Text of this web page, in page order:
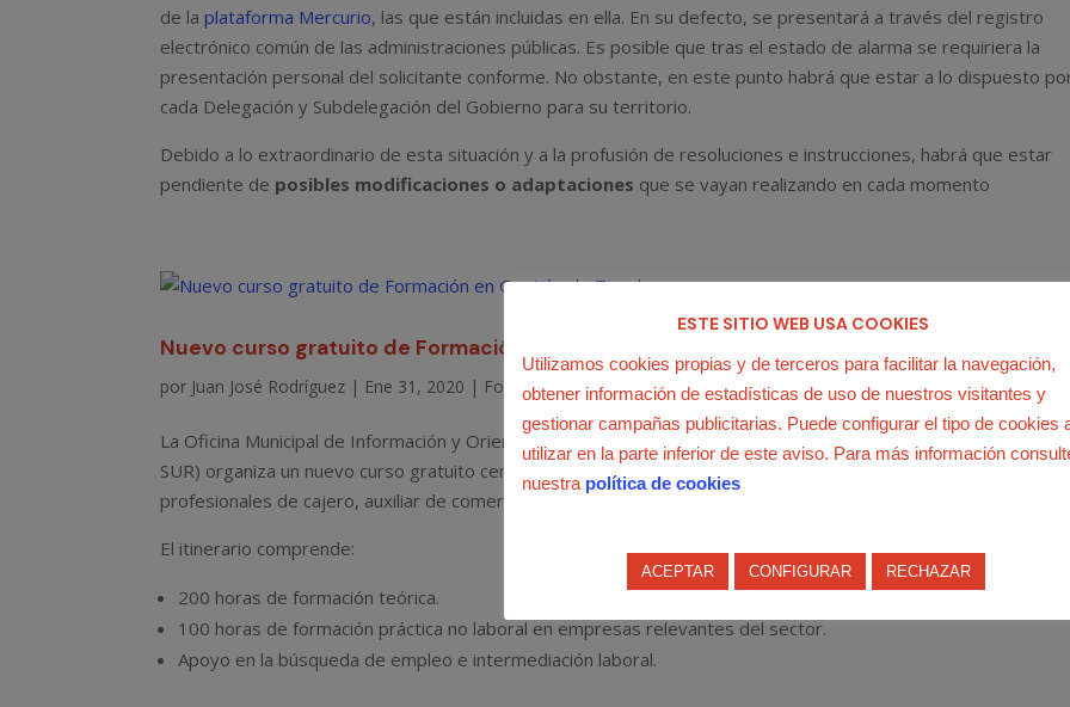
de la plataforma Mercurio, las que están incluidas en ella. En su defecto, se presentará a través del registro
electrónico común de las administraciones públicas. Es posible que tras el estado de alarma se requiriera la
presentación personal del solicitante conforme. No obstante, en este punto habrá que estar a lo dispuesto
cada Delegación y Subdelegación del Gobierno para su territorio.
Debido a lo extraordinario de esta situación y a la profusión de resoluciones e instrucciones, habrá que estar
pendiente de posibles modificaciones o adaptaciones que se vayan realizando en cada momento
Nuevo curso gratuito de Formación en Gestión de Tiendas
por Juan José Rodríguez | Ene 31, 2020 | Formación,Inmigración
La Oficina Municipal de Información y Orientación para la Integración Social de la Población Inmigrantes
SUR) organiza un nuevo curso gratuito centrado en la Formación en Gestión de Tiendas destinado a las salidas
profesionales de cajero, auxiliar de comercio, dependiente y atención al cliente.
El itinerario comprende:
200 horas de formación teórica.
100 horas de formación práctica no laboral en empresas relevantes del sector.
Apoyo en la búsqueda de empleo e intermediación laboral.
ESTE SITIO WEB USA COOKIES
Utilizamos cookies propias y de terceros para facilitar la navegación,
obtener información de estadísticas de uso de nuestros visitantes y
gestionar campañas publicitarias. Puede configurar el tipo de cookies
utilizar en la parte inferior de este aviso. Para más información
nuestra política de cookies
ACEPTAR CONFIGURAR RECHAZAR